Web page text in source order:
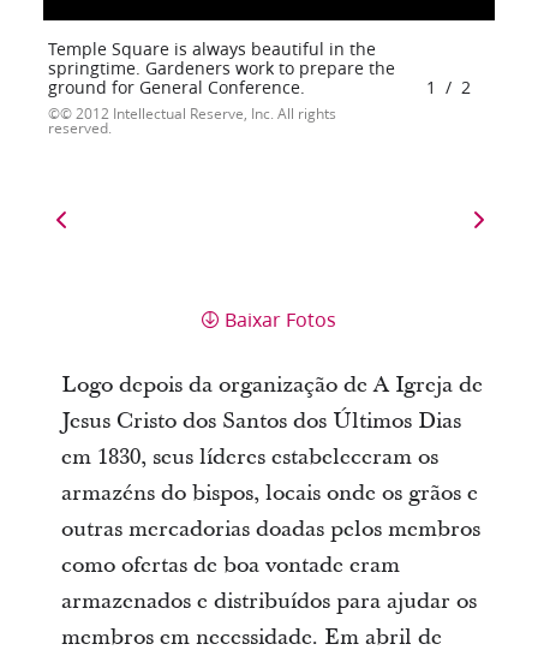
Temple Square is always beautiful in the
springtime. Gardeners work to prepare the
ground for General Conference.
© 2012 Intellectual Reserve, Inc. All rights
reserved.
1 / 2
Baixar Fotos
Logo depois da organização de A Igreja de
Jesus Cristo dos Santos dos Últimos Dias
em 1830, seus líderes estabeleceram os
armazéns do bispos, locais onde os grãos e
outras mercadorias doadas pelos membros
como ofertas de boa vontade eram
armazenados e distribuídos para ajudar os
membros em necessidade. Em abril de